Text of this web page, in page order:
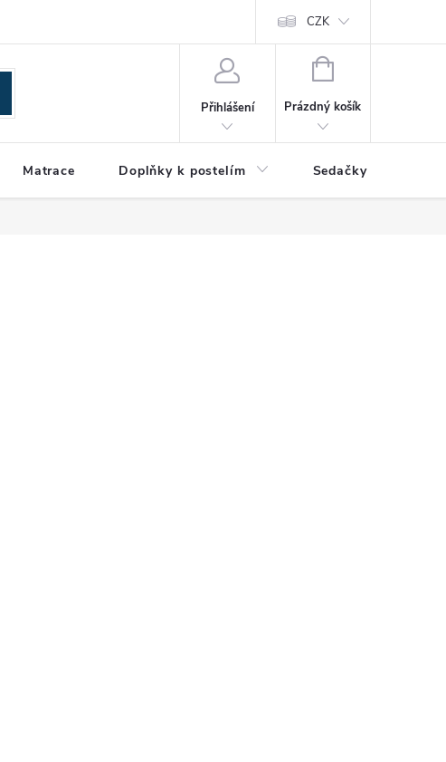
Podmínky ochrany osobních údajů
CZK
Přihlášení
NÁKUPNÍ
Prázdný košík
Matrace Doplňky k postelím Sedačky